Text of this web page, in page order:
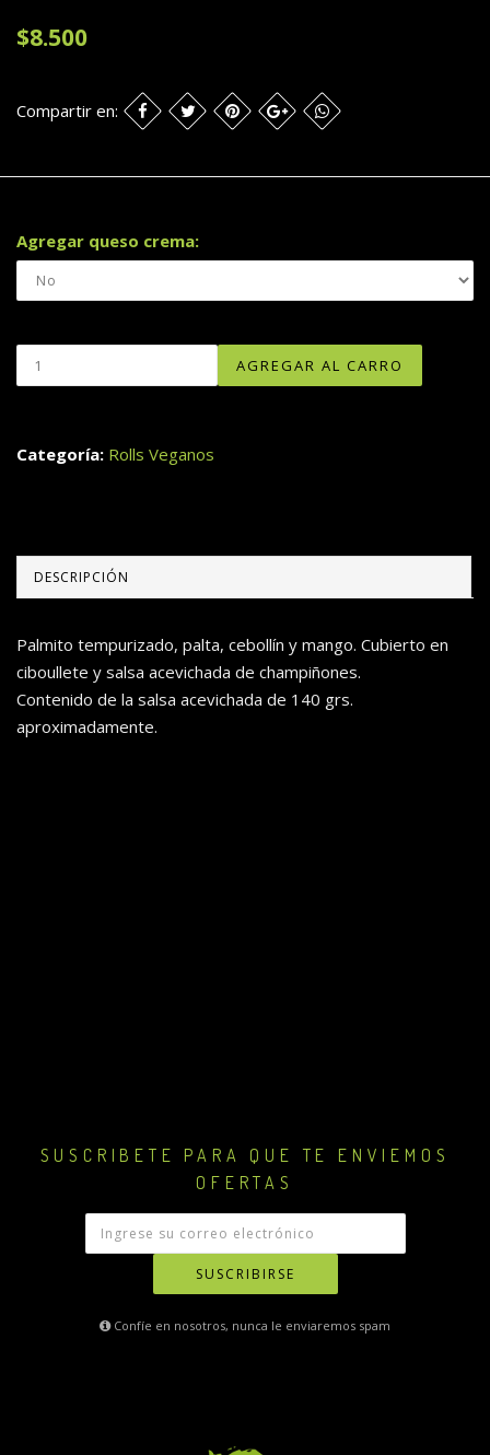
$8.500
Compartir en:
Agregar queso crema:
Categoría: Rolls Veganos
DESCRIPCIÓN
Palmito tempurizado, palta, cebollín y mango. Cubierto en
ciboullete y salsa acevichada de champiñones.
Contenido de la salsa acevichada de 140 grs.
aproximadamente.
SUSCRIBETE PARA QUE TE ENVIEMOS
OFERTAS
SUSCRIBIRSE
Confíe en nosotros, nunca le enviaremos spam